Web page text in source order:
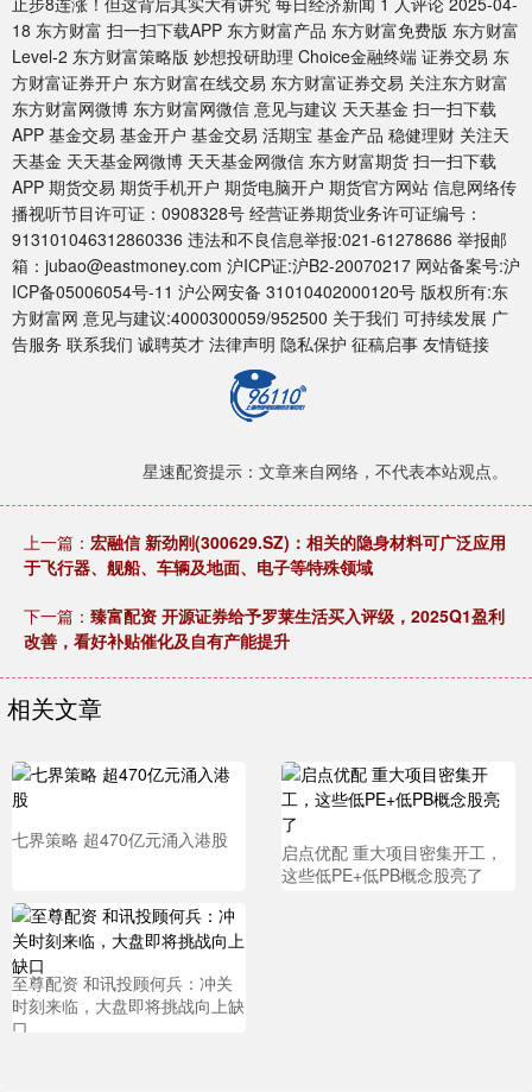
18 东方财富 扫一扫下载APP 东方财富产品 东方财富免费版 东方财富
Level-2 东方财富策略版 妙想投研助理 Choice金融终端 证券交易 东
方财富证券开户 东方财富在线交易 东方财富证券交易 关注东方财富
东方财富网微博 东方财富网微信 意见与建议 天天基金 扫一扫下载
APP 基金交易 基金开户 基金交易 活期宝 基金产品 稳健理财 关注天
天基金 天天基金网微博 天天基金网微信 东方财富期货 扫一扫下载
APP 期货交易 期货手机开户 期货电脑开户 期货官方网站 信息网络传
播视听节目许可证：0908328号 经营证券期货业务许可证编号：
913101046312860336 违法和不良信息举报:021-61278686 举报邮
箱：jubao@eastmoney.com 沪ICP证:沪B2-20070217 网站备案号:沪
ICP备05006054号-11 沪公网安备 31010402000120号 版权所有:东
方财富网 意见与建议:4000300059/952500 关于我们 可持续发展 广
告服务 联系我们 诚聘英才 法律声明 隐私保护 征稿启事 友情链接
星速配资提示：文章来自网络，不代表本站观点。
上一篇： 宏融信 新劲刚(300629.SZ)：相关的隐身材料可广泛应用
于飞行器、舰船、车辆及地面、电子等特殊领域
下一篇： 臻富配资 开源证券给予罗莱生活买入评级，2025Q1盈利
改善，看好补贴催化及自有产能提升
相关文章
七界策略 超470亿元涌入港股
启点优配 重大项目密集开工，
这些低PE+低PB概念股亮了
至尊配资 和讯投顾何兵：冲关
时刻来临，大盘即将挑战向上缺
口